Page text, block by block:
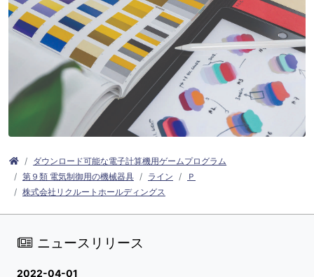
ダウンロード可能な電子計算機用ゲームプログラム
第９類 電気制御用の機械器具
ライン
Ｐ
株式会社リクルートホールディングス
ニュースリリース
2022-04-01